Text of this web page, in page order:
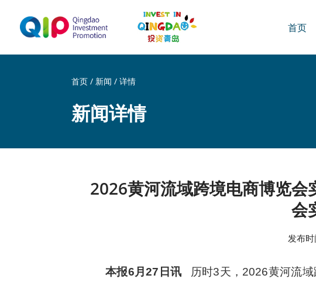
首页
首页 / 新闻 / 详情
新闻详情
2026黄河流域跨境电商博览
会
发布
本报6月27日讯 历时3天，2026黄河流域